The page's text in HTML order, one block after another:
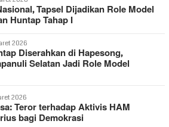
Tapsel Dijadikan Role Model
Huntap Tahap I
2026
Diserahkan di Hapesong,
Selatan Jadi Role Model
2026
Teror terhadap Aktivis HAM
bagi Demokrasi